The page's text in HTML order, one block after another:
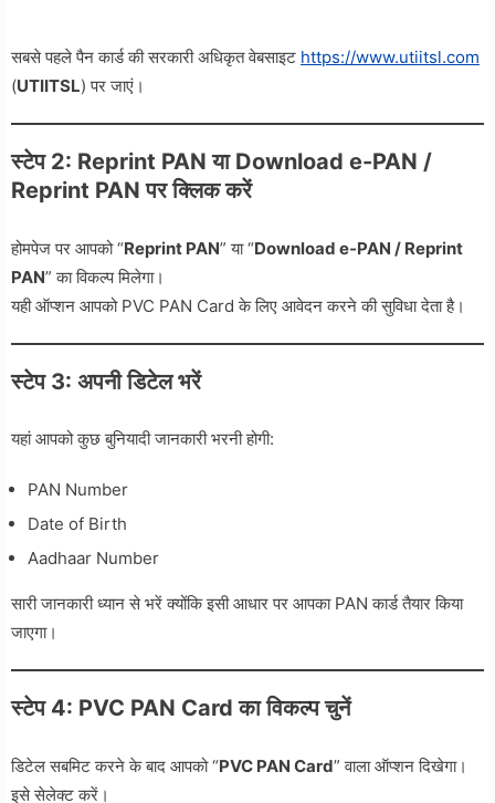
सबसे पहले पैन कार्ड की सरकारी अधिकृत वेबसाइट https://www.utiitsl.com
(UTIITSL) पर जाएं।
स्टेप 2: Reprint PAN या Download e-PAN /
Reprint PAN पर क्लिक करें
होमपेज पर आपको “Reprint PAN” या “Download e-PAN / Reprint
PAN” का विकल्प मिलेगा।
यही ऑप्शन आपको PVC PAN Card के लिए आवेदन करने की सुविधा देता है।
स्टेप 3: अपनी डिटेल भरें
यहां आपको कुछ बुनियादी जानकारी भरनी होगी:
PAN Number
Date of Birth
Aadhaar Number
सारी जानकारी ध्यान से भरें क्योंकि इसी आधार पर आपका PAN कार्ड तैयार किया
जाएगा।
स्टेप 4: PVC PAN Card का विकल्प चुनें
डिटेल सबमिट करने के बाद आपको “PVC PAN Card” वाला ऑप्शन दिखेगा।
इसे सेलेक्ट करें।